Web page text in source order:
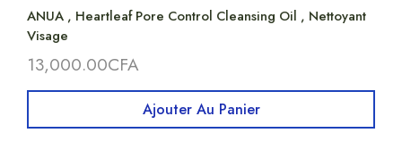
ANUA , Heartleaf Pore Control Cleansing Oil , Nettoyant
Visage
13,000.00CFA
Ajouter Au Panier